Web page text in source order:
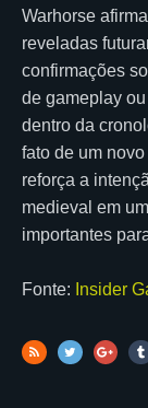
Warhorse
reveladas
confirmações
de gameplay
dentro da
fato de um
reforça a
medieval em
importantes
Fonte: Insider